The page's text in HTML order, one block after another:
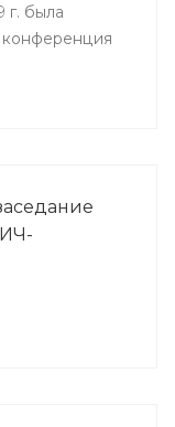
г. была
конференция